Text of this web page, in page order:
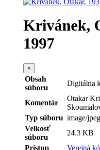
Krivánek,
1997
×
Obsah
súboru
Digitálna
Komentár
Otakar
Typ súboru image/jpeg
Velkosť
súboru
24.3 KB
Prístup
Verejná